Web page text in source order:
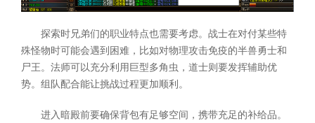
探索时兄弟们的职业特点也需要考虑。战士在对付某些特
殊怪物时可能会遇到困难，比如对物理攻击免疫的半兽勇士和
尸王。法师可以充分利用巨型多角虫，道士则要发挥辅助优
势。组队配合能让挑战过程更加顺利。
进入暗殿前要确保背包有足够空间，携带充足的补给品。